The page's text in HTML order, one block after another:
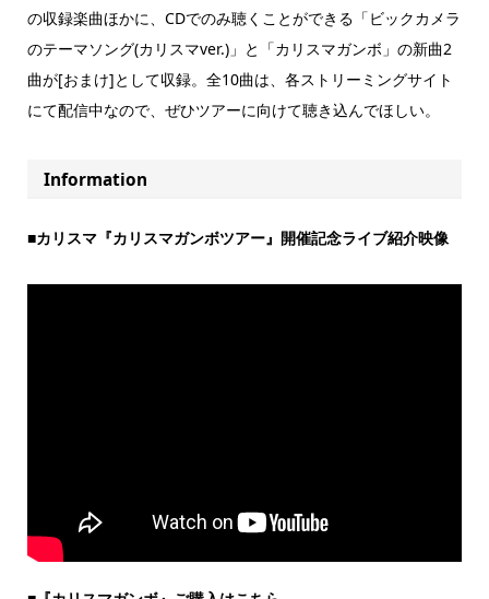
の収録楽曲ほかに、CDでのみ聴くことができる「ビックカメラ
のテーマソング(カリスマver.)」と「カリスマガンボ」の新曲2
曲が[おまけ]として収録。全10曲は、各ストリーミングサイト
にて配信中なので、ぜひツアーに向けて聴き込んでほしい。
Information
■カリスマ『カリスマガンボツアー』開催記念ライブ紹介映像